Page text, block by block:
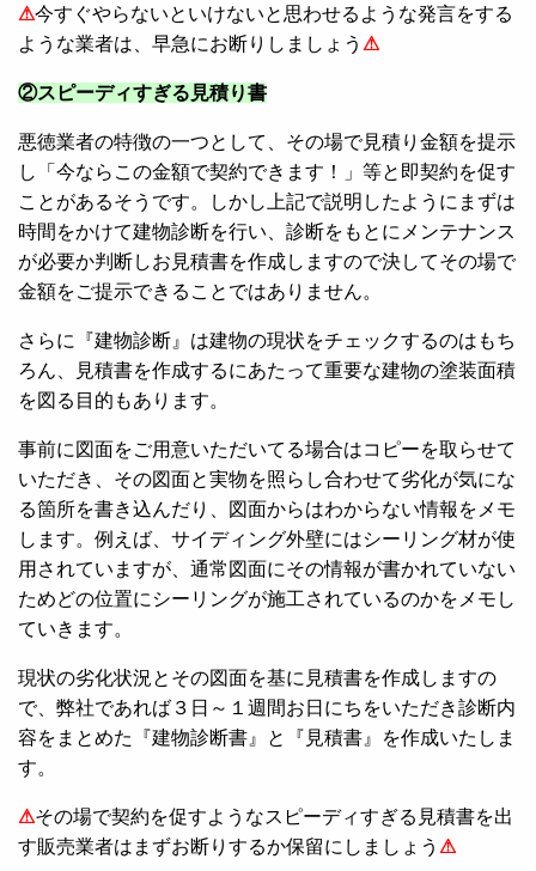
⚠今すぐやらないといけないと思わせるような発言をする
ような業者は、早急にお断りしましょう ⚠
②スピーディすぎる見積り書
悪徳業者の特徴の一つとして、その場で見積り金額を提示
し「今ならこの金額で契約できます！」等と即契約を促す
ことがあるそうです。しかし上記で説明したようにまずは
時間をかけて建物診断を行い、診断をもとにメンテナンス
が必要か判断しお見積書を作成しますので決してその場で
金額をご提示できることではありません。
さらに『建物診断』は建物の現状をチェックするのはもち
ろん、見積書を作成するにあたって重要な建物の塗装面積
を図る目的もあります。
事前に図面をご用意いただいてる場合はコピーを取らせて
いただき、その図面と実物を照らし合わせて劣化が気にな
る箇所を書き込んだり、図面からはわからない情報をメモ
します。例えば、サイディング外壁にはシーリング材が使
用されていますが、通常図面にその情報が書かれていない
ためどの位置にシーリングが施工されているのかをメモし
ていきます。
現状の劣化状況とその図面を基に見積書を作成しますの
で、弊社であれば３日～１週間お日にちをいただき診断内
容をまとめた『建物診断書』と『見積書』を作成いたしま
す。
⚠その場で契約を促すようなスピーディすぎる見積書を出
す販売業者はまずお断りするか保留にしましょう ⚠